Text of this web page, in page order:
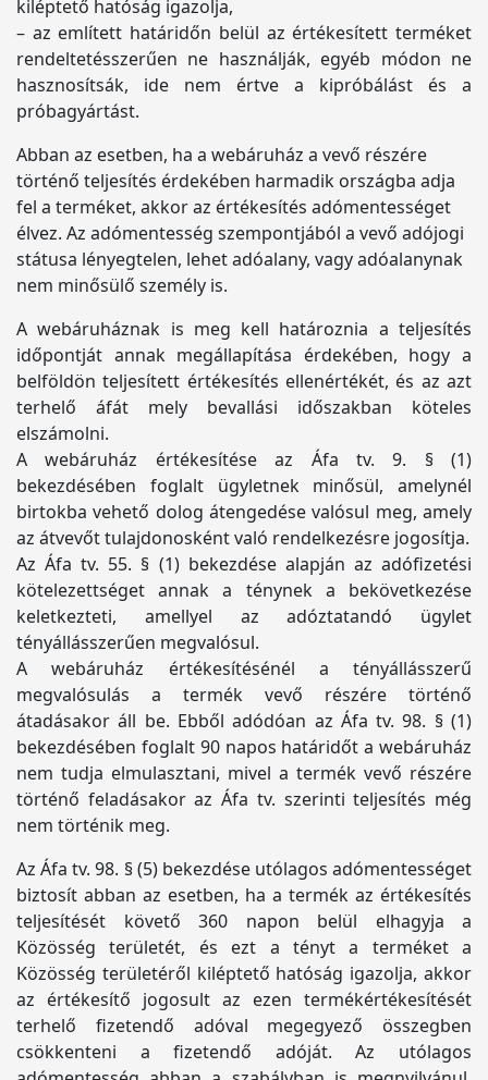
kiléptető hatóság igazolja,
– az említett határidőn belül az értékesített terméket
rendeltetésszerűen ne használják, egyéb módon ne
hasznosítsák, ide nem értve a kipróbálást és a
próbagyártást.
Abban az esetben, ha a webáruház a vevő részére
történő teljesítés érdekében harmadik országba adja
fel a terméket, akkor az értékesítés adómentességet
élvez. Az adómentesség szempontjából a vevő adójogi
státusa lényegtelen, lehet adóalany, vagy adóalanynak
nem minősülő személy is.
A webáruháznak is meg kell határoznia a teljesítés
időpontját annak megállapítása érdekében, hogy a
belföldön teljesített értékesítés ellenértékét, és az azt
terhelő áfát mely bevallási időszakban köteles
elszámolni.
A webáruház értékesítése az Áfa tv. 9. § (1)
bekezdésében foglalt ügyletnek minősül, amelynél
birtokba vehető dolog átengedése valósul meg, amely
az átvevőt tulajdonosként való rendelkezésre jogosítja.
Az Áfa tv. 55. § (1) bekezdése alapján az adófizetési
kötelezettséget annak a ténynek a bekövetkezése
keletkezteti, amellyel az adóztatandó ügylet
tényállásszerűen megvalósul.
A webáruház értékesítésénél a tényállásszerű
megvalósulás a termék vevő részére történő
átadásakor áll be. Ebből adódóan az Áfa tv. 98. § (1)
bekezdésében foglalt 90 napos határidőt a webáruház
nem tudja elmulasztani, mivel a termék vevő részére
történő feladásakor az Áfa tv. szerinti teljesítés még
nem történik meg.
Az Áfa tv. 98. § (5) bekezdése utólagos adómentességet
biztosít abban az esetben, ha a termék az értékesítés
teljesítését követő 360 napon belül elhagyja a
Közösség területét, és ezt a tényt a terméket a
Közösség területéről kiléptető hatóság igazolja, akkor
az értékesítő jogosult az ezen termékértékesítését
terhelő fizetendő adóval megegyező összegben
csökkenteni a fizetendő adóját. Az utólagos